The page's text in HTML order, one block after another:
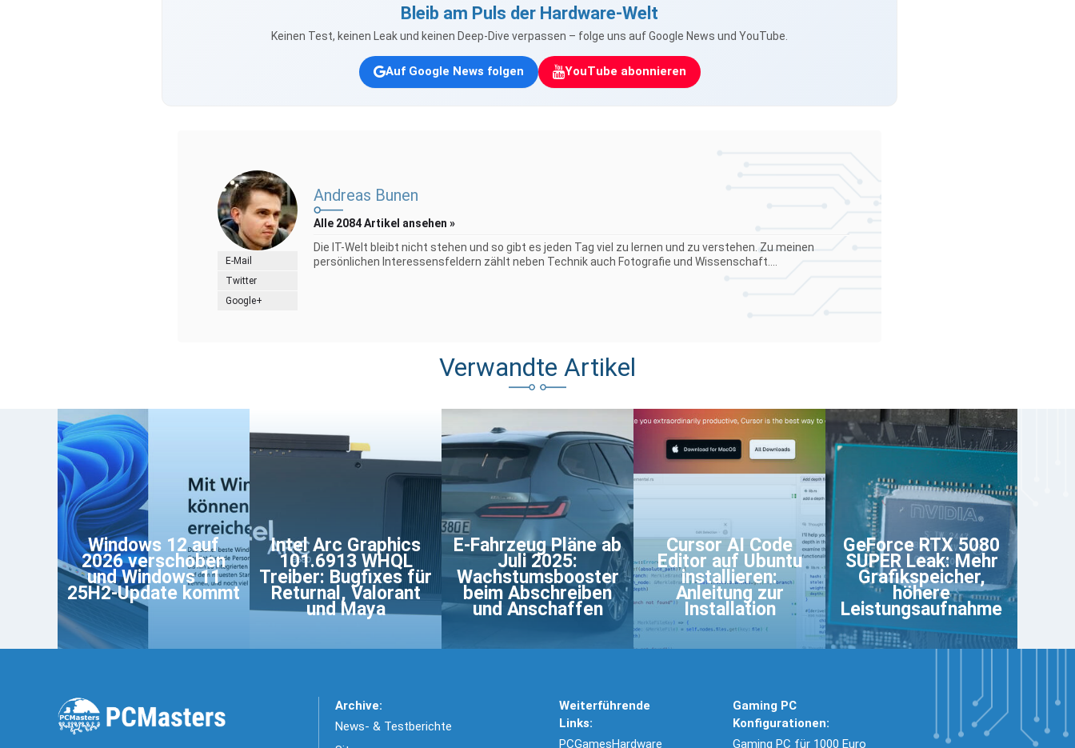
Bleib am Puls der Hardware-Welt
Keinen Test, keinen Leak und keinen Deep-Dive verpassen – folge uns auf Google News und YouTube.
Auf Google News folgen YouTube abonnieren
E-Mail
Twitter
Google+
Andreas Bunen
Alle 2084 Artikel ansehen »
Die IT-Welt bleibt nicht stehen und so gibt es jeden Tag viel zu lernen und zu verstehen. Zu meinen
persönlichen Interessensfeldern zählt neben Technik auch Fotografie und Wissenschaft....
Verwandte Artikel
Windows 12 auf
2026 verschoben
und Windows 11
25H2-Update kommt
Intel Arc Graphics
101.6913 WHQL
Treiber: Bugfixes für
Returnal, Valorant
und Maya
E-Fahrzeug Pläne ab
Juli 2025:
Wachstumsbooster
beim Abschreiben
und Anschaffen
Cursor AI Code
Editor auf Ubuntu
installieren:
Anleitung zur
Installation
GeForce RTX 5080
SUPER Leak: Mehr
Grafikspeicher,
höhere
Leistungsaufnahme
Archive:
News- & Testberichte
Weiterführende
Links:
PCGamesHardware
Gaming PC
Konfigurationen:
Gaming PC für 1000 Euro